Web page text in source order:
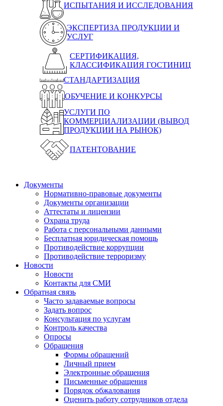
ИСПЫТАНИЯ И ИССЛЕДОВАНИЯ
ЭКСПЕРТИЗА ПРОДУКЦИИ И
УСЛУГ
СЕРТИФИКАЦИЯ,
КЛАССИФИКАЦИЯ ГОСТИНИЦ
СТАНДАРТИЗАЦИЯ
ОБУЧЕНИЕ И КОНКУРСЫ
УСЛУГИ ПО
КОММЕРЦИАЛИЗАЦИИ (ВЫВОД
ПРОДУКЦИИ НА РЫНОК)
ПАТЕНТОВАНИЕ
Документы
Нормативно-правовые документы
Документы организации
Аттестаты и лицензии
Охрана труда
Работа с персональными данными
Бесплатная юридическая помощь
Противодействие коррупции
Противодействие терроризму
Новости
Новости
Контакты для СМИ
Обратная связь
Часто задаваемые вопросы
Задать вопрос
Консультация по услугам
Контроль качества
Опросы
Обращения
Формы обращений
Личный прием
Электронные обращения
Письменные обращения
Порядок обжалования
Оценить работу сотрудников отдела